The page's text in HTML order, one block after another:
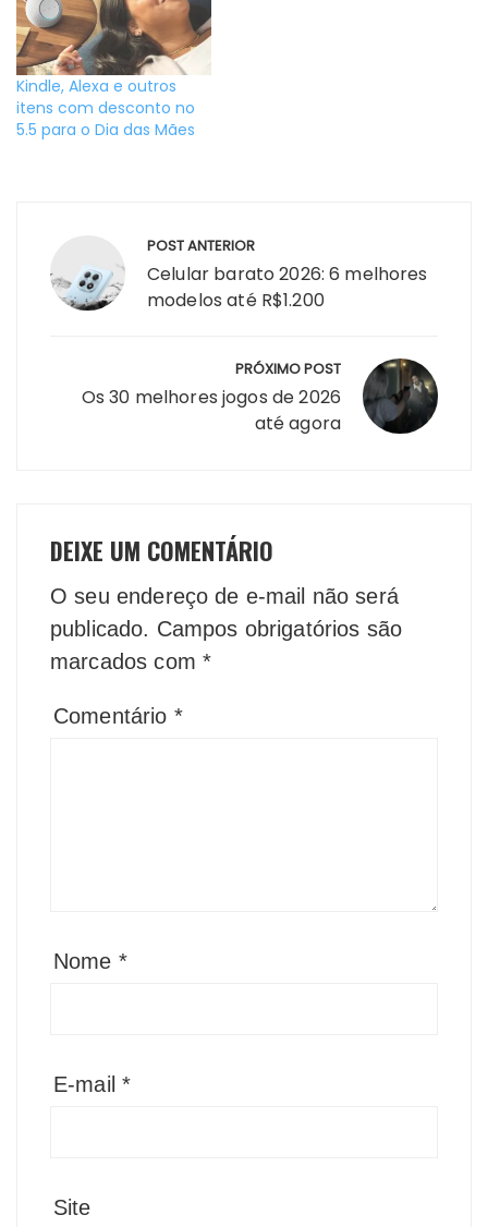
Kindle, Alexa e outros
itens com desconto no
5.5 para o Dia das Mães
Post
POST ANTERIOR
Celular barato 2026: 6 melhores
modelos até R$1.200
PRÓXIMO POST
Os 30 melhores jogos de 2026
até agora
DEIXE UM COMENTÁRIO
O seu endereço de e-mail não será
publicado. Campos obrigatórios são
marcados com *
Comentário *
Nome *
E-mail*
Site